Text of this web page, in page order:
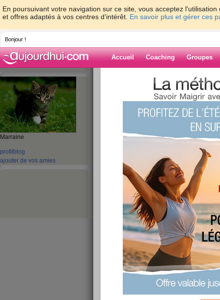
En poursuivant votre navigation sur ce site, vous acceptez
et offres adaptés à vos centres d'intérêt. En savoir plus et gérer ces
Bonjour !
Accueil Coaching Groupes
Marraine
profil blog
ajouter de vos amies
> > petit
Blog de
petit passage
bonjour !!!!!!!
ce matin j'ai froid !!!! même pour faire ma gym !!!
bon ne tombons pas dans la déprime !!!!!!
dernier petit palper rouler ce soir
la semaine prochaine un gommage du corps
ce week-end et ben!!!!! pas grand chose vu le
pourtant j'avais plein d'idées sympa!!!